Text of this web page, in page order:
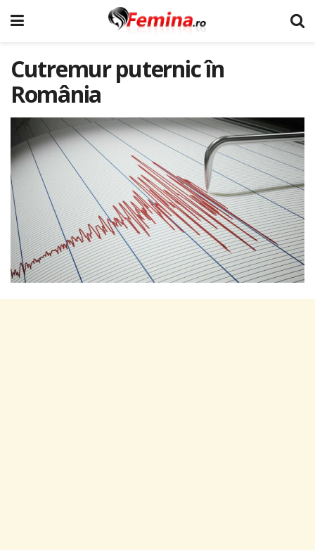
Cutremur puternic în
România